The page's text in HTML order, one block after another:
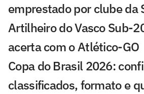
emprestado por clube da
Artilheiro do Vasco Sub-
acerta com o Atlético-GO
Copa do Brasil 2026:
classificados, formato e